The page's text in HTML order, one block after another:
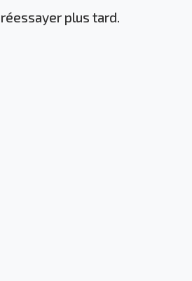
plus tard.